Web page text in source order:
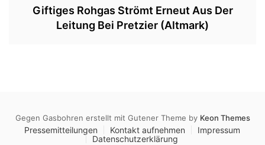
Giftiges Rohgas Strömt Erneut Aus Der
Leitung Bei Pretzier (Altmark)
Gegen Gasbohren erstellt mit Gutener Theme by Keon Themes
Pressemitteilungen Kontakt aufnehmen
Impressum
Datenschutzerklärung